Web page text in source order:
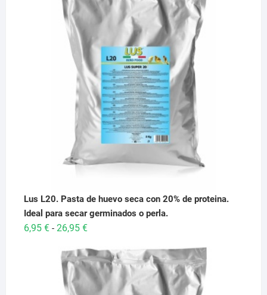
Lus L20. Pasta de huevo seca con 20% de proteina.
Ideal para secar germinados o perla.
6,95 € - 26,95 €Rango
precios:
desde
6,95 €